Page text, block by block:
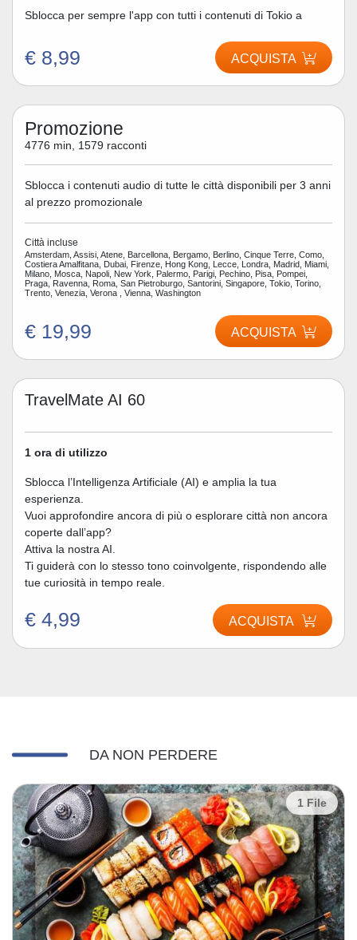
Sblocca per sempre l'app con tutti i contenuti di Tokio a
€ 8,99 ACQUISTA
Promozione
4776 min, 1579 racconti
Sblocca i contenuti audio di tutte le città disponibili per 3 anni
al prezzo promozionale
Città incluse
Amsterdam, Assisi, Atene, Barcellona, Bergamo, Berlino, Cinque Terre, Como,
Costiera Amalfitana, Dubai, Firenze, Hong Kong, Lecce, Londra, Madrid, Miami,
Milano, Mosca, Napoli, New York, Palermo, Parigi, Pechino, Pisa, Pompei,
Praga, Ravenna, Roma, San Pietroburgo, Santorini, Singapore, Tokio, Torino,
Trento, Venezia, Verona , Vienna, Washington
€ 19,99 ACQUISTA
TravelMate AI 60
1 ora di utilizzo
Sblocca l’Intelligenza Artificiale (AI) e amplia la tua
esperienza.
Vuoi approfondire ancora di più o esplorare città non ancora
coperte dall’app?
Attiva la nostra AI.
Ti guiderà con lo stesso tono coinvolgente, rispondendo alle
tue curiosità in tempo reale.
€ 4,99 ACQUISTA
DA NON PERDERE
1 File